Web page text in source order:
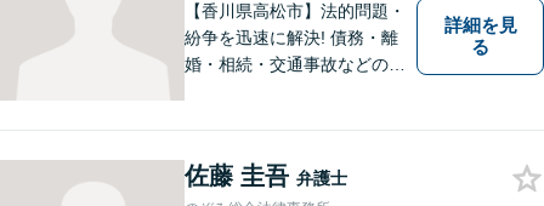
【香川県高松市】法的問題・
紛争を迅速に解決! 債務・離
婚・相続・交通事故などの問
詳細を見
る
佐藤 圭吾 弁護士